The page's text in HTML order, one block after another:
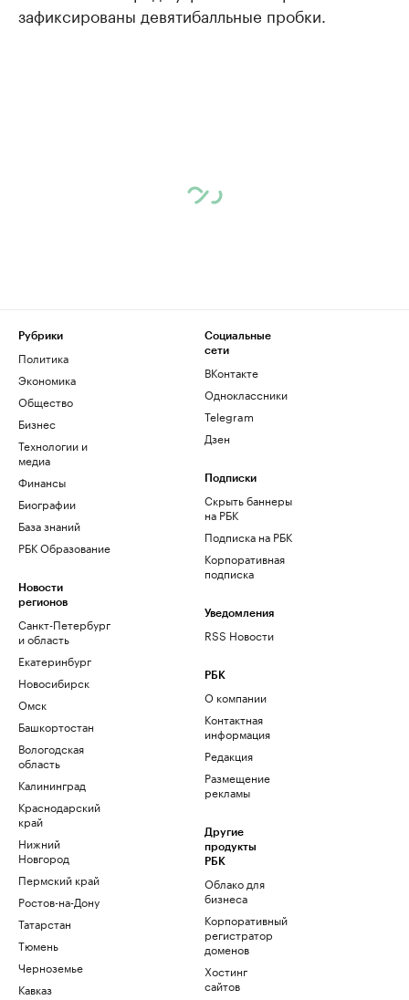
зафиксированы девятибалльные пробки.
Рубрики
Политика
Экономика
Общество
Бизнес
Технологии и
медиа
Финансы
Биографии
База знаний
РБК Образование
Новости
регионов
Санкт-Петербург
и область
Екатеринбург
Новосибирск
Омск
Башкортостан
Вологодская
область
Калининград
Краснодарский
край
Нижний
Новгород
Пермский край
Ростов-на-Дону
Татарстан
Тюмень
Черноземье
Кавказ
Социальные
сети
ВКонтакте
Одноклассники
Telegram
Дзен
Подписки
Скрыть баннеры
на РБК
Подписка на РБК
Корпоративная
подписка
Уведомления
RSS Новости
РБК
О компании
Контактная
информация
Редакция
Размещение
рекламы
Другие
продукты
РБК
Облако для
бизнеса
Корпоративный
регистратор
доменов
Хостинг
сайтов